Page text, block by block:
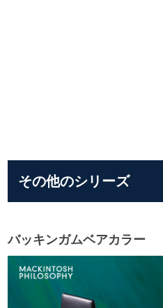
その他のシリーズ
バッキンガムベアカラー